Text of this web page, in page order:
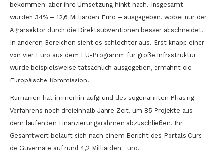
bekommen, aber ihre Umsetzung hinkt nach. Insgesamt
wurden 34% – 12,6 Milliarden Euro – ausgegeben, wobei nur der
Agrarsektor durch die Direktsubventionen besser abschneidet.
In anderen Bereichen sieht es schlechter aus. Erst knapp einer
von vier Euro aus dem EU-Programm für große Infrastruktur
wurde beispielsweise tatsächlich ausgegeben, ermahnt die
Europäische Kommission.
Rumänien hat immerhin aufgrund des sogenannten Phasing-
Verfahrens noch dreieinhalb Jahre Zeit, um 85 Projekte aus
dem laufenden Finanzierungsrahmen abzuschließen. Ihr
Gesamtwert beläuft sich nach einem Bericht des Portals Curs
de Guvernare auf rund 4,2 Milliarden Euro.